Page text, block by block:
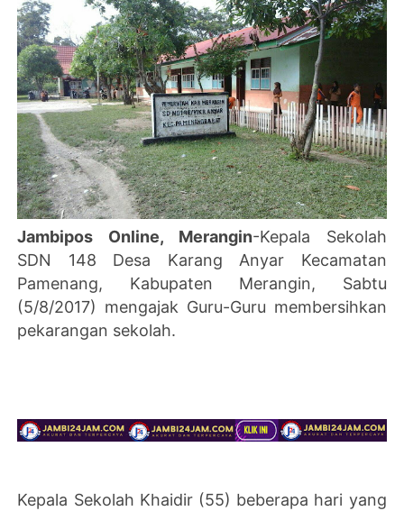
Jambipos Online, Merangin-Kepala Sekolah
SDN 148 Desa Karang Anyar Kecamatan
Pamenang, Kabupaten Merangin, Sabtu
(5/8/2017) mengajak Guru-Guru membersihkan
pekarangan sekolah.
Kepala Sekolah Khaidir (55) beberapa hari yang